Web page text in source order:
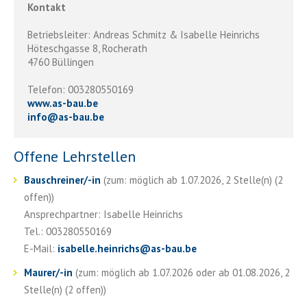
Kontakt
Betriebsleiter: Andreas Schmitz & Isabelle Heinrichs
Höteschgasse 8, Rocherath
4760 Büllingen
Telefon: 003280550169
www.as-bau.be
info@as-bau.be
Offene Lehrstellen
Bauschreiner/-in (zum: möglich ab 1.07.2026, 2 Stelle(n) (2
offen))
Ansprechpartner: Isabelle Heinrichs
Tel.: 003280550169
E-Mail: isabelle.heinrichs@as-bau.be
Maurer/-in (zum: möglich ab 1.07.2026 oder ab 01.08.2026, 2
Stelle(n) (2 offen))